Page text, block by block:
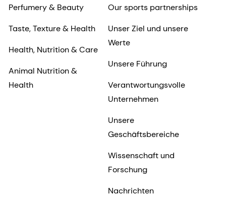
Perfumery & Beauty
Taste, Texture & Health
Health, Nutrition & Care
Animal Nutrition &
Health
Our sports partnerships
Unser Ziel und unsere
Werte
Unsere Führung
Verantwortungsvolle
Unternehmen
Unsere
Geschäftsbereiche
Wissenschaft und
Forschung
Nachrichten